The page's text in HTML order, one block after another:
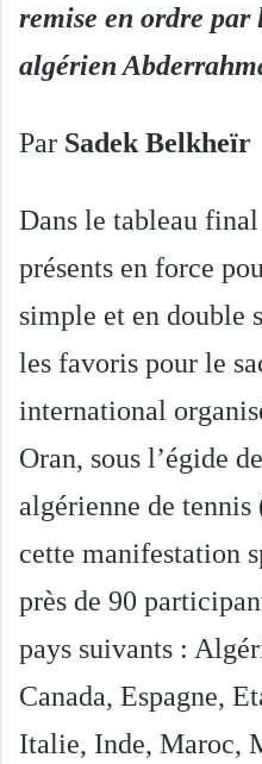
remise en ordre
algérien
Par Sadek Belkheïr
Dans le tableau
présents en force
simple et en double
les favoris pour le
international
Oran, sous l’égide
algérienne de tennis
cette manifestation
près de 90
pays suivants :
Canada, Espagne,
Italie, Inde, Maroc,